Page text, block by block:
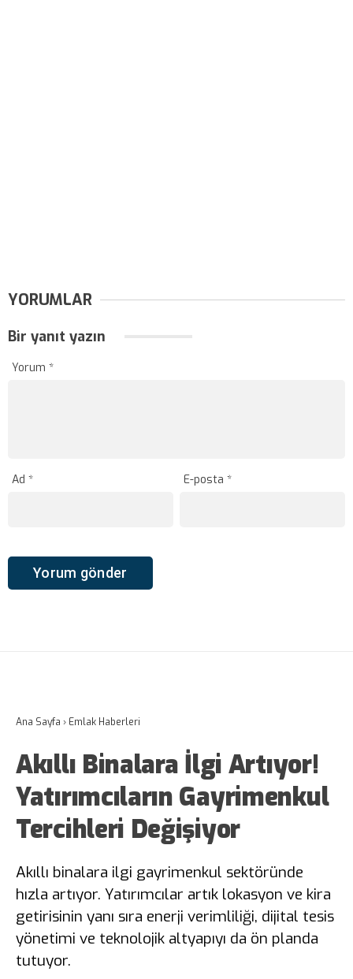
YORUMLAR
Bir yanıt yazın
Yorum *
Ad * E-posta*
Ana Sayfa › Emlak Haberleri
Akıllı Binalara İlgi Artıyor!
Yatırımcıların Gayrimenkul
Tercihleri Değişiyor
Akıllı binalara ilgi gayrimenkul sektöründe
hızla artıyor. Yatırımcılar artık lokasyon ve kira
getirisinin yanı sıra enerji verimliliği, dijital tesis
yönetimi ve teknolojik altyapıyı da ön planda
tutuyor.